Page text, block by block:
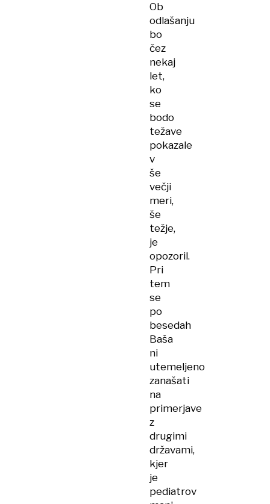
Ob
odlašanju
bo
čez
nekaj
let,
ko
se
bodo
težave
pokazale
v
še
večji
meri,
še
težje,
je
opozoril.
Pri
tem
se
po
besedah
Baša
ni
utemeljeno
zanašati
na
primerjave
z
drugimi
državami,
kjer
je
pediatrov